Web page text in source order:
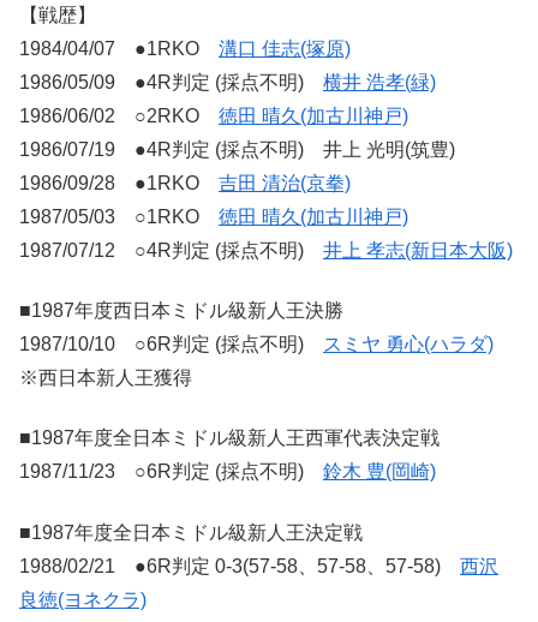
【戦歴】
1984/04/07 ●1RKO 溝口 佳志(塚原)
1986/05/09 ●4R判定 (採点不明) 横井 浩孝(緑)
1986/06/02 ○2RKO 徳田 晴久(加古川神戸)
1986/07/19 ●4R判定 (採点不明) 井上 光明(筑豊)
1986/09/28 ●1RKO 吉田 清治(京拳)
1987/05/03 ○1RKO 徳田 晴久(加古川神戸)
1987/07/12 ○4R判定 (採点不明) 井上 孝志(新日本大阪)
■1987年度西日本ミドル級新人王決勝
1987/10/10 ○6R判定 (採点不明)
スミヤ 勇心(ハラダ)
※西日本新人王獲得
■1987年度全日本ミドル級新人王西軍代表決定戦
1987/11/23 ○6R判定 (採点不明) 鈴木 豊(岡崎)
■1987年度全日本ミドル級新人王決定戦
1988/02/21 ●6R判定 0-3(57-58、57-58、57-58) 西沢
良徳(ヨネクラ)